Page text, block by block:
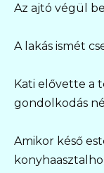
Az ajtó végül
A lakás ismét
Kati elővette a
gondolkodás
Amikor késő